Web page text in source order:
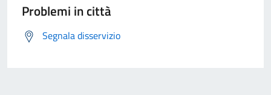
Problemi in città
Segnala disservizio